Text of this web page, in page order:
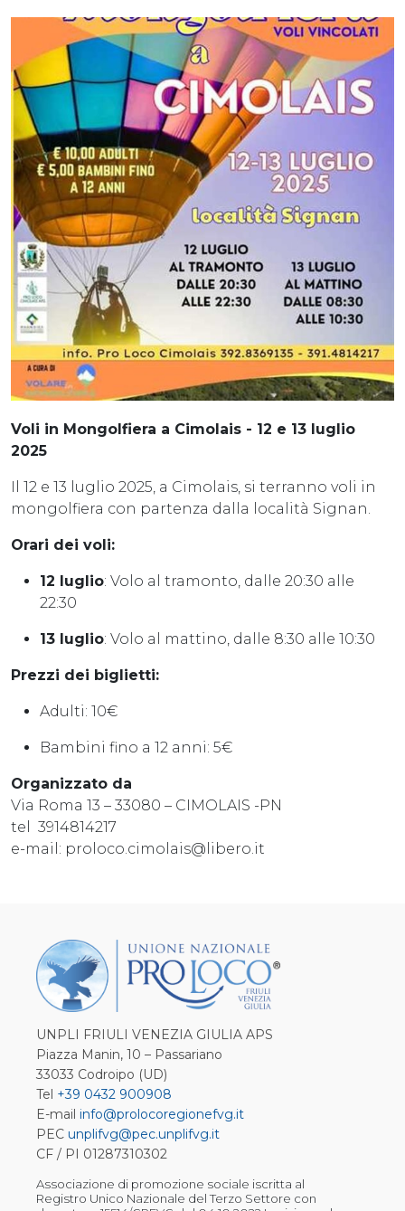
Voli in Mongolfiera a Cimolais - 12 e 13 luglio
2025
Il 12 e 13 luglio 2025, a Cimolais, si terranno voli in
mongolfiera con partenza dalla località Signan.
Orari dei voli:
12 luglio: Volo al tramonto, dalle 20:30 alle
22:30
13 luglio: Volo al mattino, dalle 8:30 alle 10:30
Prezzi dei biglietti:
Adulti: 10€
Bambini fino a 12 anni: 5€
Organizzato da
Via Roma 13 – 33080 – CIMOLAIS -PN
tel 3914814217
e-mail: proloco.cimolais@libero.it
UNPLI FRIULI VENEZIA GIULIA APS
Piazza Manin, 10 – Passariano
33033 Codroipo (UD)
Tel +39 0432 900908
E-mail info@prolocoregionefvg.it
PEC unplifvg@pec.unplifvg.it
CF / PI 01287310302
Associazione di promozione sociale iscritta al
Registro Unico Nazionale del Terzo Settore con